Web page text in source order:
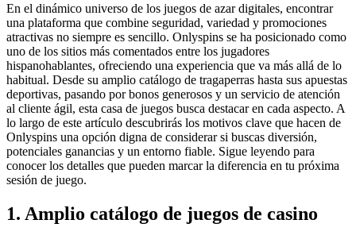
En el dinámico universo de los juegos de azar digitales, encontrar
una plataforma que combine seguridad, variedad y promociones
atractivas no siempre es sencillo. Onlyspins se ha posicionado como
uno de los sitios más comentados entre los jugadores
hispanohablantes, ofreciendo una experiencia que va más allá de lo
habitual. Desde su amplio catálogo de tragaperras hasta sus apuestas
deportivas, pasando por bonos generosos y un servicio de atención
al cliente ágil, esta casa de juegos busca destacar en cada aspecto. A
lo largo de este artículo descubrirás los motivos clave que hacen de
Onlyspins una opción digna de considerar si buscas diversión,
potenciales ganancias y un entorno fiable. Sigue leyendo para
conocer los detalles que pueden marcar la diferencia en tu próxima
sesión de juego.
1. Amplio catálogo de juegos de casino